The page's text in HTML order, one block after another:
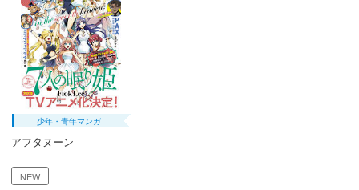
少年・青年マンガ
アフタヌーン
NEW